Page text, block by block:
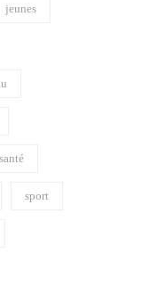
jeunes
santé
sport